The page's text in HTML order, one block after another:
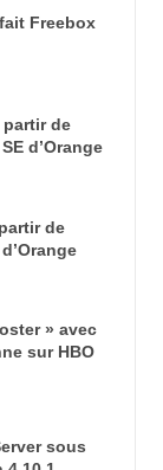
Freebox
partir de
d’Orange
de
» avec
sur HBO
sous